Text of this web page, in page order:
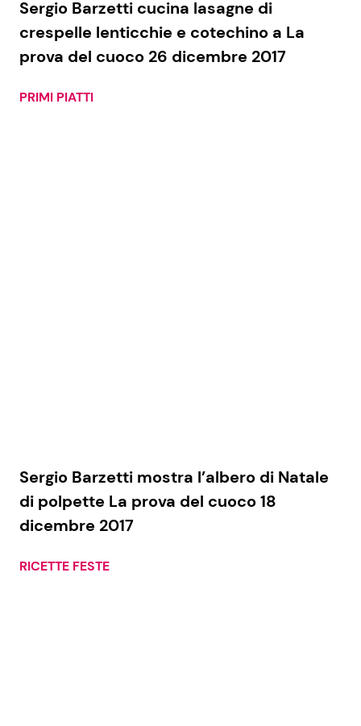
Sergio Barzetti cucina lasagne di
crespelle lenticchie e cotechino a La
prova del cuoco 26 dicembre 2017
PRIMI PIATTI
Sergio Barzetti mostra l’albero di Natale
di polpette La prova del cuoco 18
dicembre 2017
RICETTE FESTE